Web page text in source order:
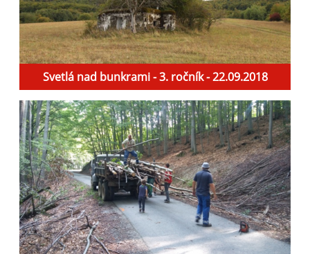
Svetlá nad bunkrami - 3. ročník - 22.09.2018